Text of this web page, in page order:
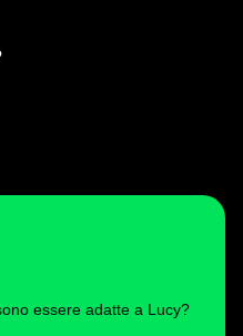
essere adatte a Lucy?